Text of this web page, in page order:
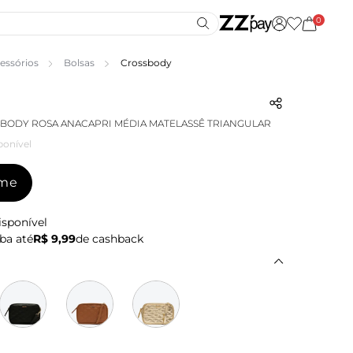
0
Bolsas Crossbody
ROSA ANACAPRI MÉDIA MATELASSÊ TRIANGULAR
atéR$ 9,99de cashback